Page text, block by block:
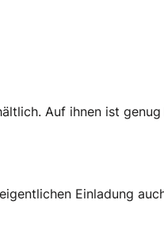
Auf ihnen ist
Einladung